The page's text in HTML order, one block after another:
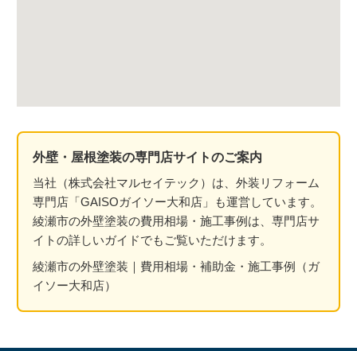
外壁・屋根塗装の専門店サイトのご案内
当社（株式会社マルセイテック）は、外装リフォーム
専門店「GAISOガイソー大和店」も運営しています。
綾瀬市の外壁塗装の費用相場・施工事例は、専門店サ
イトの詳しいガイドでもご覧いただけます。
綾瀬市の外壁塗装｜費用相場・補助金・施工事例（ガ
イソー大和店）